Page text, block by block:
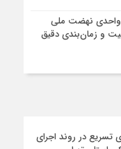
شتاب در اجرای پروژه ۱۲۶۰ واحدی نهضت ملی
و زمان‌بندی دقیق
تسریع در روند اجرای